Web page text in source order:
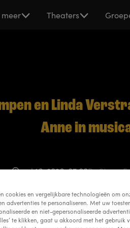
meer Theaters
en Linda
Anne in
mei 16, 2026, 07:00By Stage
cookies en vergelijkbare technologieën om
advertenties te personaliseren. Met uw
en niet-gepersonaliseerde
te klikken, gaat u akkoord met het